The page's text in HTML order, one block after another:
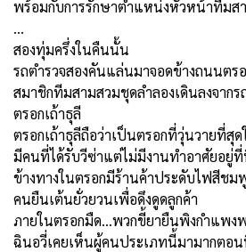
พร้อมกับการรักษาตำแหน่งหัวหน้าทีมส
…
สองทุ่มครึ่งในคืนนั้น
รถตำรวจสองคันแล่นมาจอดข้างถนนตร
สมาชิกทีมสามสวมชุดลำลองเดินลงจาก
ตรอกเถ้าธุลี
ตรอกเถ้าธุลีถือว่าเป็นตรอกที่วุ่นวายที่สุ
มีคนที่ได้รับวีซ่าแต่ไม่มีงานทำอาศัยอยู่
ข้างทางในตรอกมีร้านค้าประดับไฟสีช
คนยืนเต้นยั่วยวนเพื่อดึงดูดลูกค้า
ภายในตรอกมืด...พวกขี้ยายืนพิงกำแพง
ฉินอวี่เคยเห็นผู้คนประเภทนี้มามากตอ